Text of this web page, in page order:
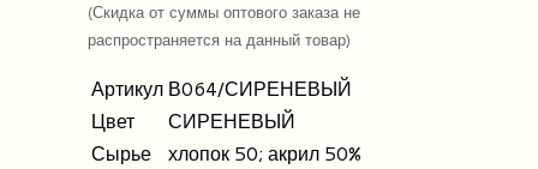
(Скидка от суммы оптового заказа не
распространяется на данный товар)
Артикул В064/СИРЕНЕВЫЙ
Цвет
СИРЕНЕВЫЙ
Сырье
хлопок 50; акрил 50%